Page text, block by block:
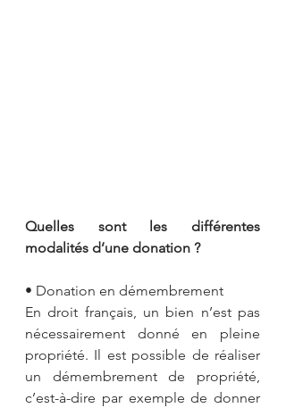
Quelles sont les différentes
modalités d’une donation ?
• Donation en démembrement
En droit français, un bien n’est pas
nécessairement donné en pleine
propriété. Il est possible de réaliser
un démembrement de propriété,
c’est-à-dire par exemple de donner